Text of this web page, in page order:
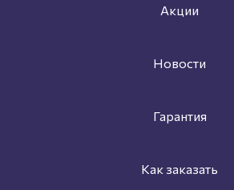
Акции
Новости
Гарантия
Как заказать